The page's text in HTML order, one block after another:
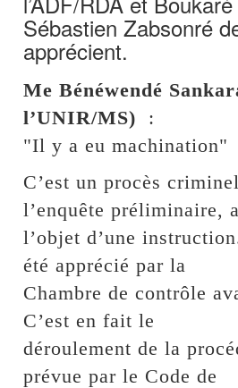
Sébastien Zabsonré
apprécient.
Me Bénéwendé
l’UNIR/MS)
:
"Il y a eu machination"
C’est un procès
l’enquête préliminaire,
l’objet d’une
été apprécié par la
Chambre de contrôle
C’est en fait le
déroulement de la
prévue par le Code de